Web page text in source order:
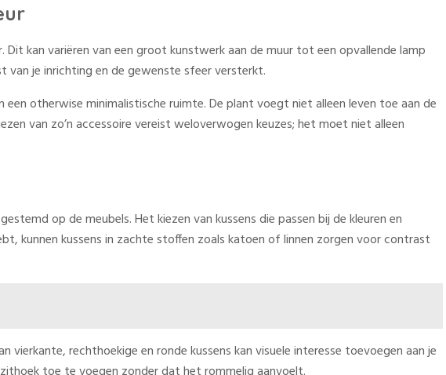
kan variëren van een groot kunstwerk aan de muur tot een opvallende lamp
van je inrichting en de gewenste sfeer versterkt.
otherwise minimalistische ruimte. De plant voegt niet alleen leven toe aan de
van zo’n accessoire vereist weloverwogen keuzes; het moet niet alleen
op de meubels. Het kiezen van kussens die passen bij de kleuren en
kunnen kussens in zachte stoffen zoals katoen of linnen zorgen voor contrast
rechthoekige en ronde kussens kan visuele interesse toevoegen aan je